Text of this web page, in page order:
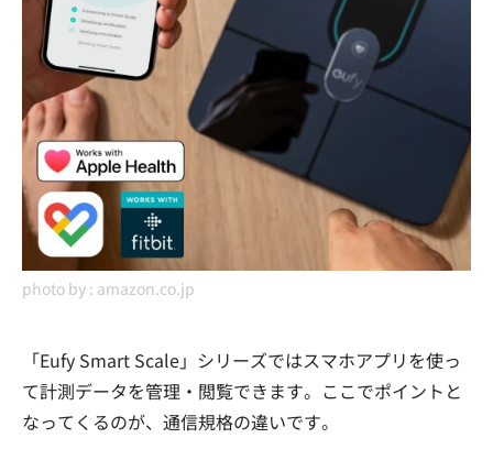
photo by : amazon.co.jp
「Eufy Smart Scale」シリーズではスマホアプリを使っ
て計測データを管理・閲覧できます。ここでポイントと
なってくるのが、通信規格の違いです。